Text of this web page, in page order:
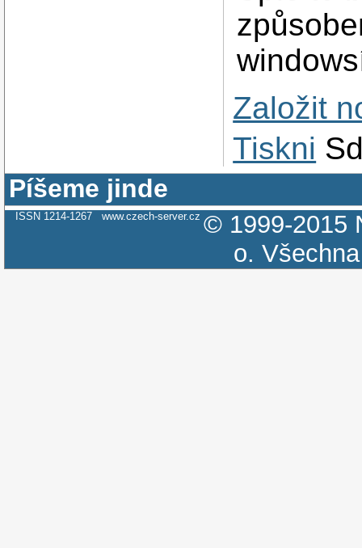
Založit
Tiskni
Píšeme jinde
ISSN 1214-1267 www.czech-server.cz © 1999-2015
o.